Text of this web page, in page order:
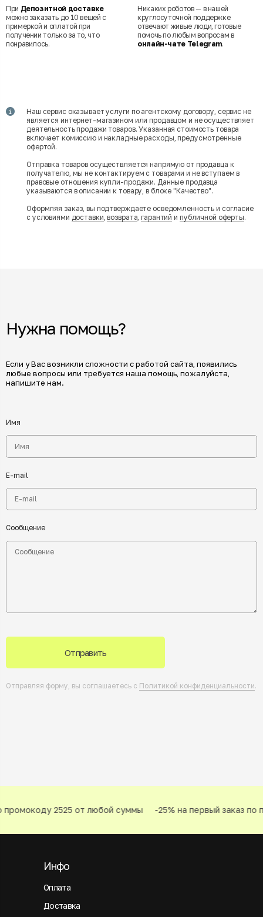
При Депозитной доставке
можно заказать до 10 вещей с
примеркой и оплатой при
получении только за то, что
понравилось.
Никаких роботов — в нашей
круглосуточной поддержке
отвечают живые люди, готовые
помочь по любым вопросам в
онлайн-чате Telegram.
Наш сервис оказывает услуги по агентскому договору, сервис не
является интернет-магазином или продавцом и не осуществляет
деятельность продажи товаров. Указанная стоимость товара
включает комиссию и накладные расходы, предусмотренные
офертой.
Отправка товаров осуществляется напрямую от продавца к
получателю, мы не контактируем с товарами и не вступаем в
правовые отношения купли-продажи. Данные продавца
указываются в описании к товару, в блоке "Качество".
Оформляя заказ, вы подтверждаете осведомленность и согласие
с условиями доставки,возврата,гарантий и публичной оферты.
Нужна помощь?
Если у Вас возникли сложности с работой сайта, появились
любые вопросы или требуется наша помощь, пожалуйста,
напишите нам.
Имя
E-mail
Сообщение
Отправить
Отправляя форму, вы соглашаетесь с Политикой конфиденциальности.
2525 от любой суммы -25% на первый заказ по
Оплата
Инфо
Доставка